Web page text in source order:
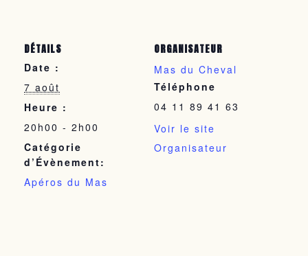
DÉTAILS
Date :
7 août
Heure :
20h00 - 2h00
Catégorie
d’Évènement:
Apéros du Mas
ORGANISATEUR
Mas du Cheval
Téléphone
04 11 89 41 63
Voir le site
Organisateur